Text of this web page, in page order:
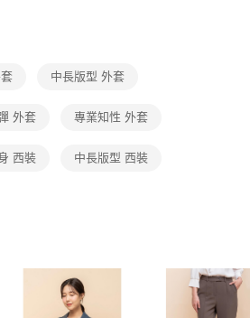
先享後付 」之結帳頁面顯示為準，若有關於
support/home
司。
若仍有額度不足之情形，本公司將視審查結果
使用他人資訊註冊。若發現惡意使用之情形，
含以上)免運費
中長版型 外套
外套 專業知性 外套
西裝 中長版型 西裝